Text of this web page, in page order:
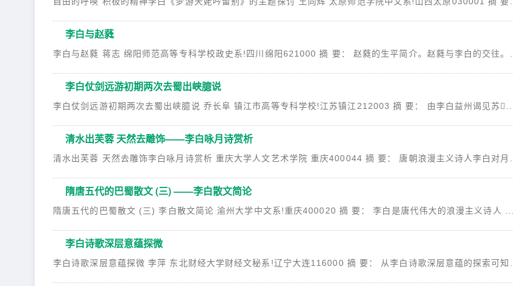
李白与赵蕤
李白与赵蕤 蒋志 绵阳师范高等专科学校政史系!四川绵阳621000 摘 要： 赵蕤的生平简介。赵蕤与李白的交往。
李白仗剑远游初期两次去蜀出峡臆说
李白仗剑远游初期两次去蜀出峡臆说 乔长阜 镇江市高等专科学校!江苏镇江212003 摘 要： 由李白益州谒见苏
清水出芙蓉 天然去雕饰——李白咏月诗赏析
清水出芙蓉 天然去雕饰李白咏月诗赏析 重庆大学人文艺术学院 重庆400044 摘 要： 唐朝浪漫主义诗人李白对月
隋唐五代的巴蜀散文 (三) ——李白散文简论
隋唐五代的巴蜀散文 (三) 李白散文简论 渝州大学中文系!重庆400020 摘 要： 李白是唐代伟大的浪漫主义诗人
李白诗歌深层意蕴探微
李白诗歌深层意蕴探微 李萍 东北财经大学财经文秘系!辽宁大连116000 摘 要： 从李白诗歌深层意蕴的探索可知